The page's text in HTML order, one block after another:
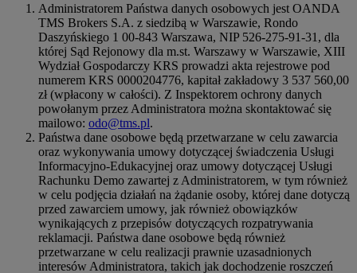
Administratorem Państwa danych osobowych jest OANDA
TMS Brokers S.A. z siedzibą w Warszawie, Rondo
Daszyńskiego 1 00-843 Warszawa, NIP 526-275-91-31, dla
której Sąd Rejonowy dla m.st. Warszawy w Warszawie, XIII
Wydział Gospodarczy KRS prowadzi akta rejestrowe pod
numerem KRS 0000204776, kapitał zakładowy 3 537 560,00
zł (wpłacony w całości). Z Inspektorem ochrony danych
powołanym przez Administratora można skontaktować się
mailowo: odo@tms.pl.
Państwa dane osobowe będą przetwarzane w celu zawarcia
oraz wykonywania umowy dotyczącej świadczenia Usługi
Informacyjno-Edukacyjnej oraz umowy dotyczącej Usługi
Rachunku Demo zawartej z Administratorem, w tym również
w celu podjęcia działań na żądanie osoby, której dane dotyczą
przed zawarciem umowy, jak również obowiązków
wynikających z przepisów dotyczących rozpatrywania
reklamacji. Państwa dane osobowe będą również
przetwarzane w celu realizacji prawnie uzasadnionych
interesów Administratora, takich jak dochodzenie roszczeń